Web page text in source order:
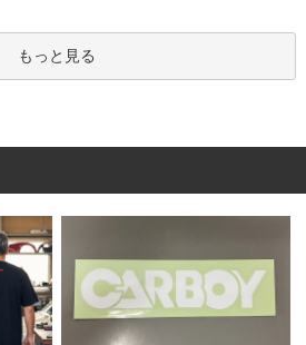
もっと見る